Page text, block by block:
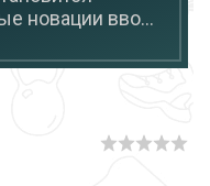
новации вво...